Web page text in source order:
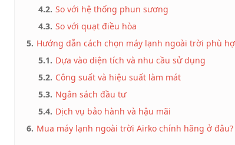
4.2. So với hệ thống phun sương
4.3. So với quạt điều hòa
5. Hướng dẫn cách chọn máy lạnh ngoài trời phù
5.1. Dựa vào diện tích và nhu cầu sử dụng
5.2. Công suất và hiệu suất làm mát
5.3. Ngân sách đầu tư
5.4. Dịch vụ bảo hành và hậu mãi
6. Mua máy lạnh ngoài trời Airko chính hãng ở đâu?